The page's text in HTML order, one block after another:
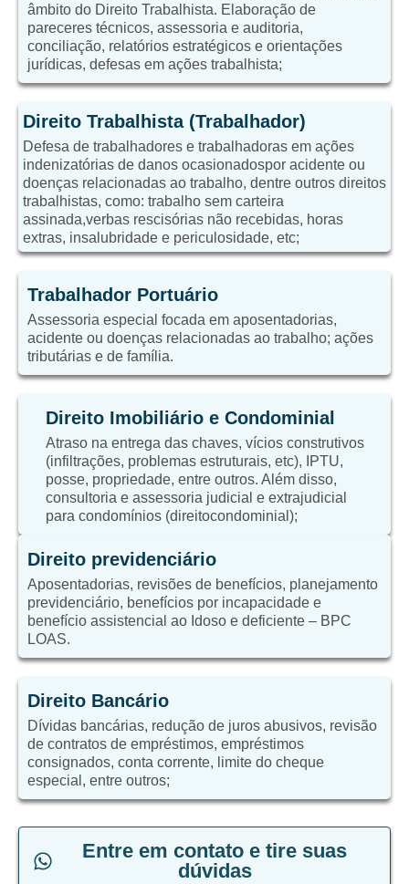
âmbito do Direito Trabalhista. Elaboração de
pareceres técnicos, assessoria e auditoria,
conciliação, relatórios estratégicos e orientações
jurídicas, defesas em ações trabalhista;
Direito Trabalhista (Trabalhador)
Defesa de trabalhadores e trabalhadoras em ações
indenizatórias de danos ocasionadospor acidente ou
doenças relacionadas ao trabalho, dentre outros direitos
trabalhistas, como: trabalho sem carteira
assinada,verbas rescisórias não recebidas, horas
extras, insalubridade e periculosidade, etc;
Trabalhador Portuário
Assessoria especial focada em aposentadorias,
acidente ou doenças relacionadas ao trabalho; ações
tributárias e de família.
Direito Imobiliário e Condominial
Atraso na entrega das chaves, vícios construtivos
(infiltrações, problemas estruturais, etc), IPTU,
posse, propriedade, entre outros. Além disso,
consultoria e assessoria judicial e extrajudicial
para condomínios (direitocondominial);
Direito previdenciário
Aposentadorias, revisões de benefícios, planejamento
previdenciário, benefícios por incapacidade e
benefício assistencial ao Idoso e deficiente – BPC
LOAS.
Direito Bancário
Dívidas bancárias, redução de juros abusivos, revisão
de contratos de empréstimos, empréstimos
consignados, conta corrente, limite do cheque
especial, entre outros;
Entre em contato e tire suas
dúvidas